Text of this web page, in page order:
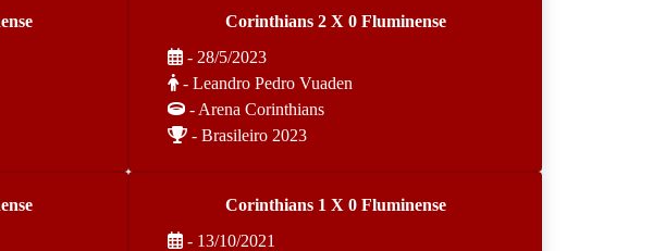
Corinthians 2 X 0 Fluminense
- 28/5/2023
- Leandro Pedro Vuaden
- Arena Corinthians
- Brasileiro 2023
Corinthians 1 X 0 Fluminense
- 13/10/2021